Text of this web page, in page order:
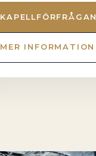
KAPELLFÖRFRÅGAN
MER INFORMATION